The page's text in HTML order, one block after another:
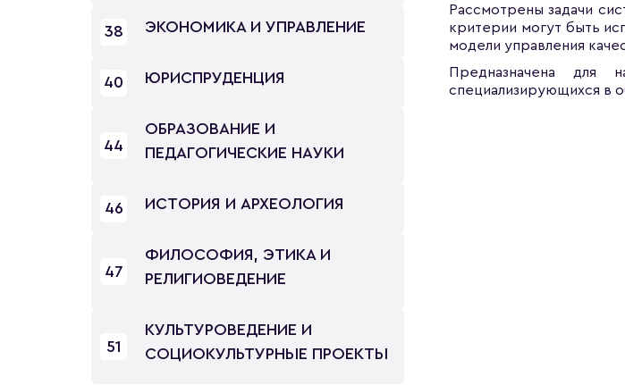
38 ЭКОНОМИКА И УПРАВЛЕНИЕ
40 ЮРИСПРУДЕНЦИЯ
44
ОБРАЗОВАНИЕ И
ПЕДАГОГИЧЕСКИЕ НАУКИ
46 ИСТОРИЯ И АРХЕОЛОГИЯ
47
ФИЛОСОФИЯ, ЭТИКА И
РЕЛИГИОВЕДЕНИЕ
51
КУЛЬТУРОВЕДЕНИЕ И
СОЦИОКУЛЬТУРНЫЕ ПРОЕКТЫ
Рассмотрены задачи
критерии могут быть
модели управления
Предназначена для
специализирующихся в